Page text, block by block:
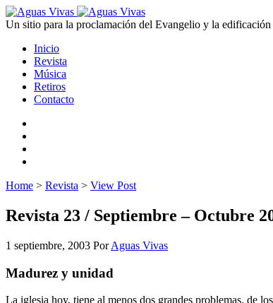
Un sitio para la proclamación del Evangelio y la
Inicio
Revista
Música
Retiros
Contacto
Home > Revista > View Post
Revista 23 / Septiembre – Octubre
1 septiembre, 2003 PorAguas Vivas
Madurez y unidad
La iglesia hoy, tiene al menos dos grandes problemas, de